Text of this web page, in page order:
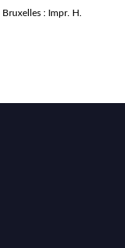
Bruxelles : Impr. H.